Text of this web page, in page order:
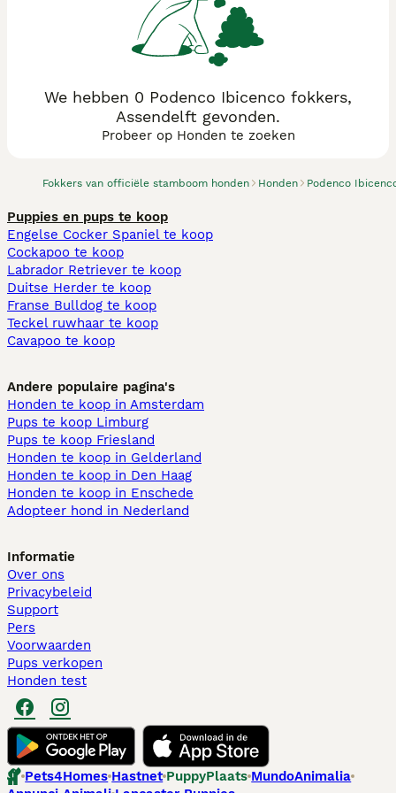
Fokkers van officiële stamboom honden Honden Podenco
We hebben 0 Podenco Ibicenco fokkers,
Assendelft gevonden.
Probeer op Honden te zoeken
Puppies en pups te koop
Engelse Cocker Spaniel te koop
Cockapoo te koop
Labrador Retriever te koop
Duitse Herder te koop
Franse Bulldog te koop
Teckel ruwhaar te koop
Cavapoo te koop
Andere populaire pagina's
Honden te koop in Amsterdam
Pups te koop Limburg​
Pups te koop Friesland​
Honden te koop in Gelderland
Honden te koop in Den Haag
Honden te koop in Enschede
Adopteer hond in Nederland
Informatie
Over ons
Privacybeleid
Support
Pers
Voorwaarden
Pups verkopen
Honden test
Pets4Homes Hastnet PuppyPlaats MundoAnimalia